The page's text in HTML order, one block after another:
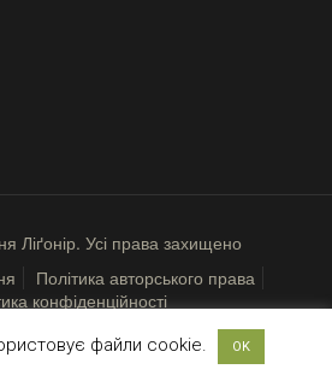
Ліґонір. Усі права захищено
Політика авторського права
конфіденційності
файли cookie. OK